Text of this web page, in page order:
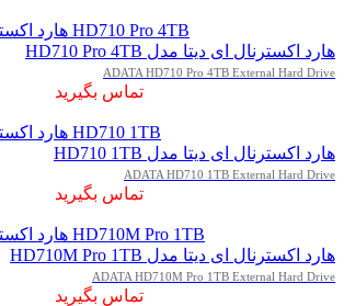
هارد اکسترنال ای دیتا مدل HD710 Pro 4TB
ADATA HD710 Pro 4TB External Hard Drive
تماس بگیرید
هارد اکسترنال ای دیتا مدل HD710 1TB
ADATA HD710 1TB External Hard Drive
تماس بگیرید
هارد اکسترنال ای دیتا مدل HD710M Pro 1TB
ADATA HD710M Pro 1TB External Hard Drive
تماس بگیرید